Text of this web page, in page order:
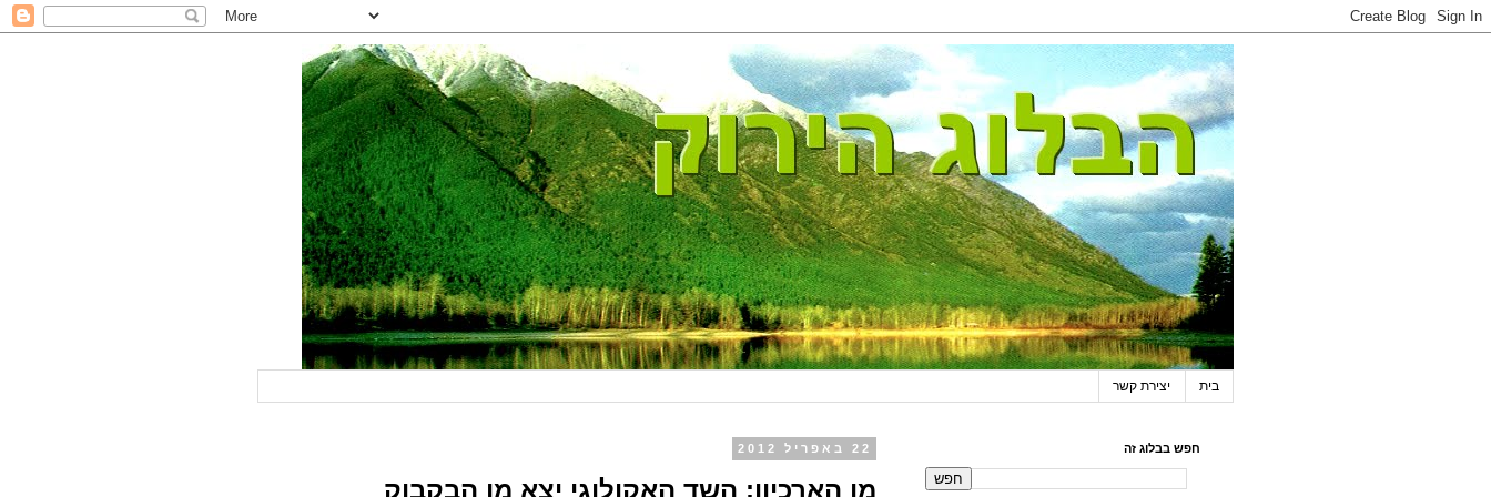
בית יצירת קשר
22 באפריל 2012
מן הארכיון: השד האקולוגי יצא מן הבקבוק
חפש בבלוג זה